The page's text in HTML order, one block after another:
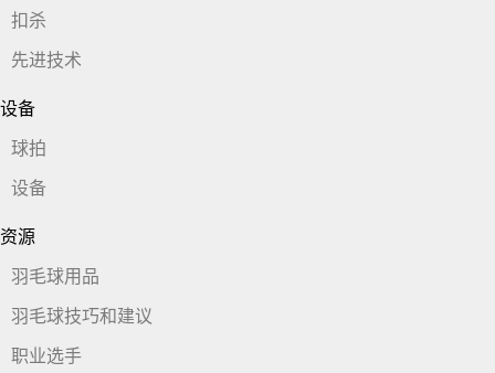
扣杀
先进技术
设备
球拍
设备
资源
羽毛球用品
羽毛球技巧和建议
职业选手